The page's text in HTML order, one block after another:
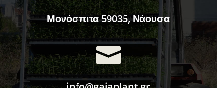
Μονόσπιτα 59035, Νάουσα
